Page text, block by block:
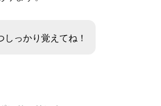
しっかり覚えてね！